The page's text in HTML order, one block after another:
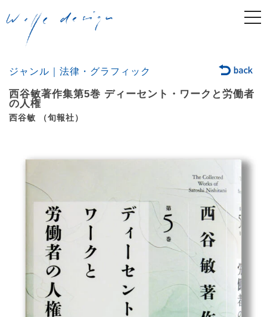
ジャンル｜法律・グラフィック
西谷敏著作集第5巻 ディーセント・ワークと労働者
の人権
西谷敏 （旬報社）